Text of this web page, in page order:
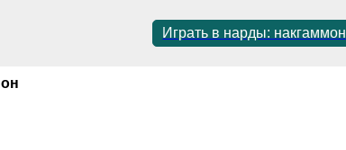
Играть в нарды: накгаммон